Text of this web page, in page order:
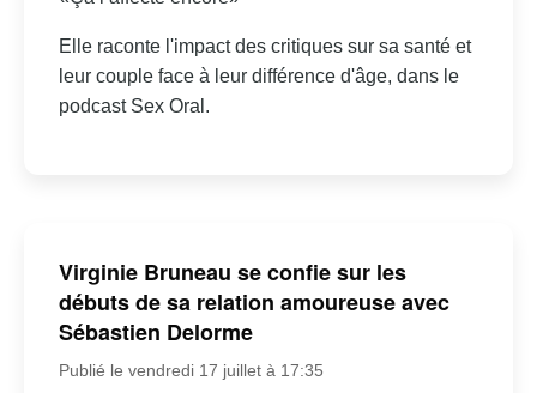
Elle raconte l'impact des critiques sur sa santé et
leur couple face à leur différence d'âge, dans le
podcast Sex Oral.
Virginie Bruneau se confie sur les
débuts de sa relation amoureuse avec
Sébastien Delorme
Publié le vendredi 17 juillet à 17:35